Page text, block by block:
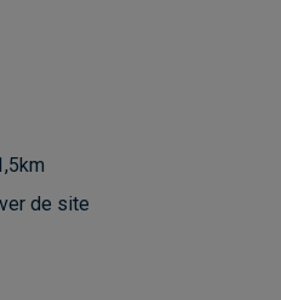
de site